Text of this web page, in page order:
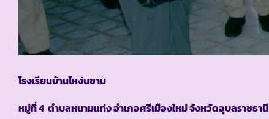
โรงเรียนบ้านโหง่นขาม
หมู่ที่ 4 ตำบลหนามแท่ง อำเภอศรีเมืองใหม่ จังหวัดอุบลราชธานี